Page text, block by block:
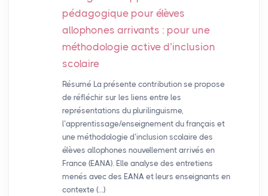
pédagogique pour élèves
allophones arrivants : pour une
méthodologie active d’inclusion
scolaire
Résumé La présente contribution se propose
de réfléchir sur les liens entre les
représentations du plurilinguisme,
l’apprentissage/enseignement du français et
une méthodologie d’inclusion scolaire des
élèves allophones nouvellement arrivés en
France (EANA). Elle analyse des entretiens
menés avec des EANA et leurs enseignants en
contexte (…)